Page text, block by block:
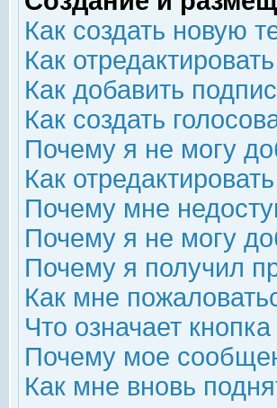
Как создать новую
Как
Как добавить
Как создать
Почему я не могу
Как
Почему мне
Почему я не могу
Почему я получил
Как мне
Что означает
Почему мое
Как мне вновь